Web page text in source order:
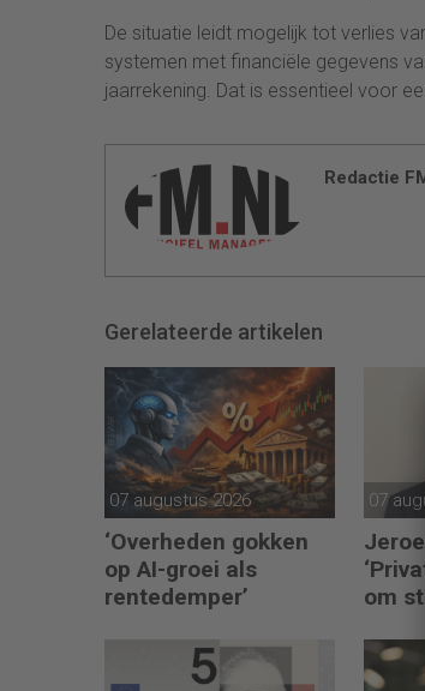
De situatie leidt mogelijk tot verlies
systemen met financiële gegevens
jaarrekening. Dat is essentieel voor
Redactie
Gerelateerde artikelen
07 augustus 2026
‘Overheden gokken
op AI-groei als
rentedemper’
07
om
én